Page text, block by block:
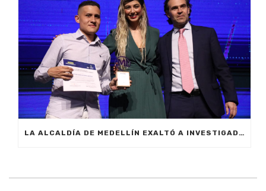
LA ALCALDÍA DE MEDELLÍN EXALTÓ A INVESTIGADORES QUE REVOLUCIONAN EL CONOCIMIENTO EN LA CIUDAD